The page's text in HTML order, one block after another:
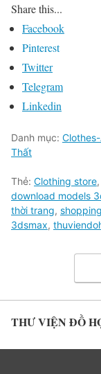
Share this...
Facebook
Pinterest
Twitter
Telegram
Linkedin
Danh mục:
Thất
Thẻ: Clothing store,
download models
thời trang, shopping
3dsmax,
THƯ VIỆN ĐỒ